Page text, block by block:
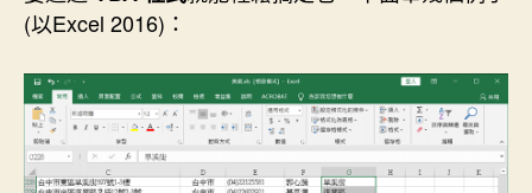
(以Excel 2016)：